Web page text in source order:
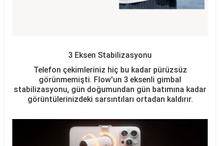
3 Eksen Stabilizasyonu
Telefon çekimleriniz hiç bu kadar pürüzsüz
görünmemişti. Flow'un 3 eksenli gimbal
stabilizasyonu, gün doğumundan gün batımına kadar
görüntülerinizdeki sarsıntıları ortadan kaldırır.